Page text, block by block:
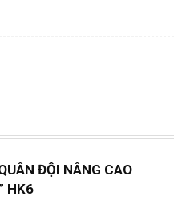
ĐỘI NÂNG CAO
HK6